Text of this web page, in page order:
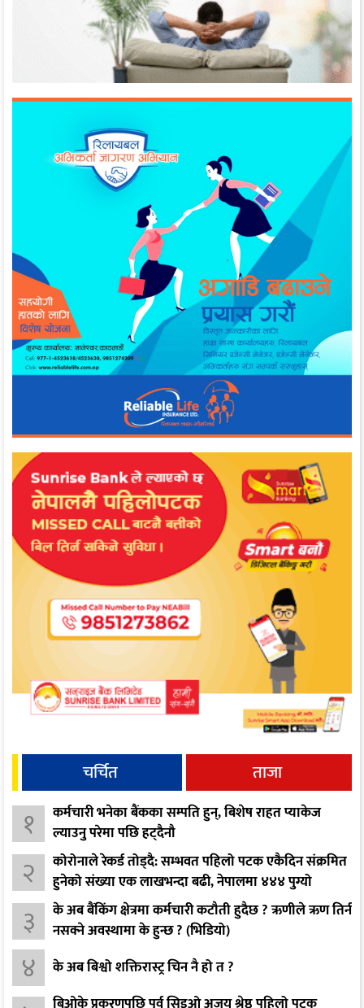
चर्चित ताजा
१
कर्मचारी भनेका बैंकका सम्पति हुन्, बिशेष राहत प्याकेज
ल्याउनु परेमा पछि हट्दैनौ
२
कोरोनाले रेकर्ड तोड्दै: सम्भवत पहिलो पटक एकैदिन संक्रमित
हुनेको संख्या एक लाखभन्दा बढी, नेपालमा ४४४ पुग्यो
३
के अब बैंकिंग क्षेत्रमा कर्मचारी कटौती हुदैछ ? ऋणीले ऋण तिर्न
नसक्ने अवस्थामा के हुन्छ ? (भिडियो)
४ के अब बिश्वो शक्तिरास्ट्र चिन नै हो त ?